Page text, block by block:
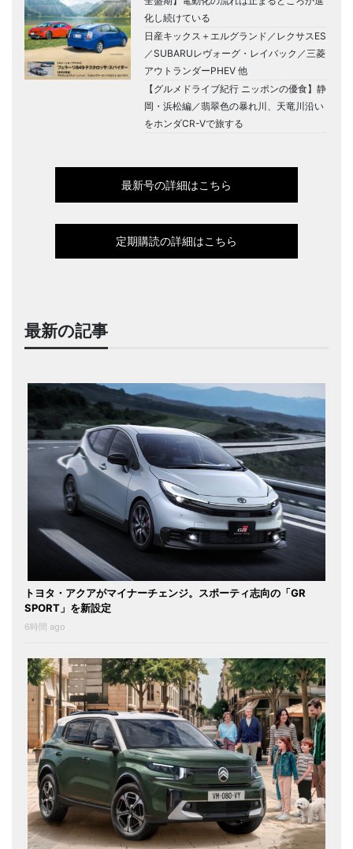
化し続けている
日産キックス＋エルグランド／レクサスES
／SUBARUレヴォーグ・レイバック／三菱
アウトランダーPHEV 他
【グルメドライブ紀行 ニッポンの優食】静
岡・浜松編／翡翠色の暴れ川、天竜川沿い
をホンダCR-Vで旅する
最新号の詳細はこちら
定期購読の詳細はこちら
最新の記事
トヨタ・アクアがマイナーチェンジ。スポーティ志向の「GR
SPORT」を新設定
6時間 ago